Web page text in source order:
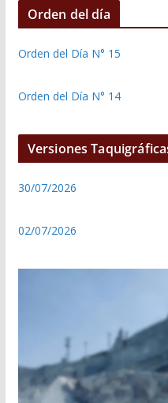
Orden del día
Orden del Día N° 15
Orden del Día N° 14
Versiones
30/07/2026
02/07/2026